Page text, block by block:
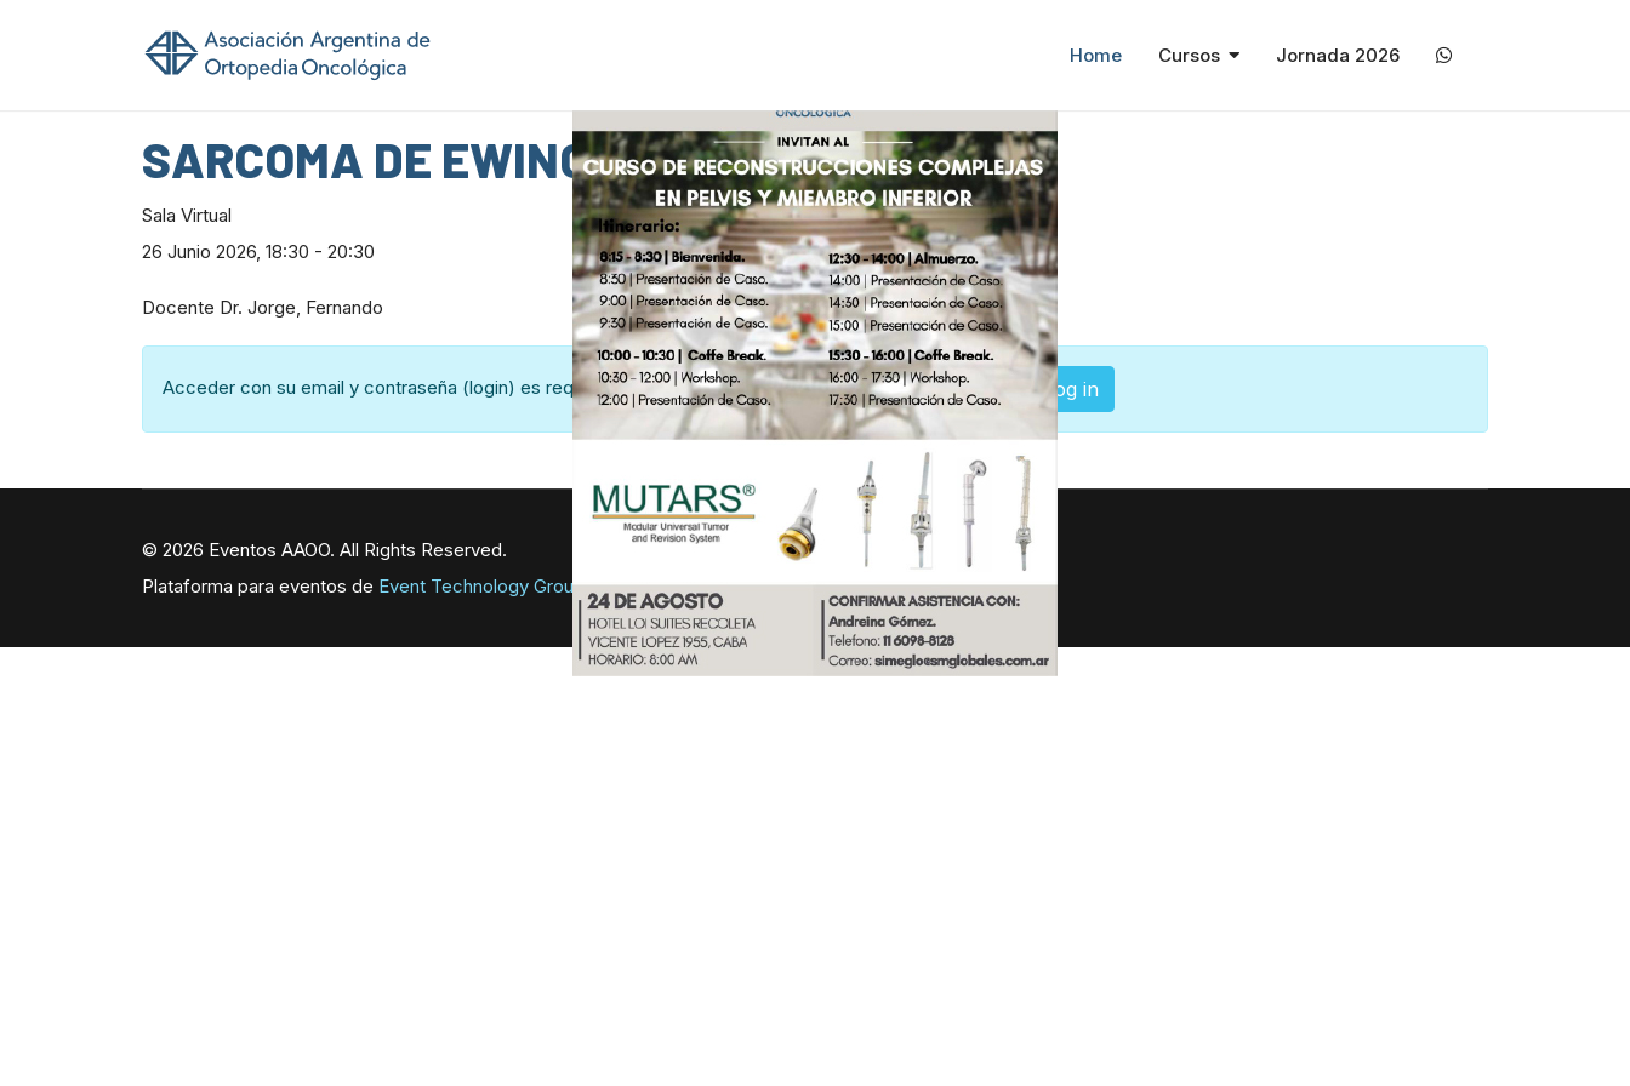
Home Cursos Jornada 2026
SARCOMA DE EWING
Sala Virtual
26 Junio 2026, 18:30 - 20:30
Docente Dr. Jorge, Fernando
Acceder con su email y contraseña (login) es requerido para visualizar el contenido completo del curso Log in
© 2026 Eventos AAOO. All Rights Reserved.
Plataforma para eventos de Event Technology Group Latin America